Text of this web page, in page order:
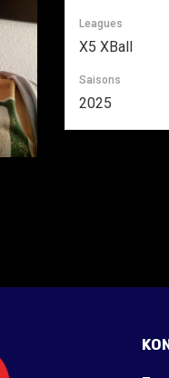
Leagues
X5 XBall
Saisons
2025